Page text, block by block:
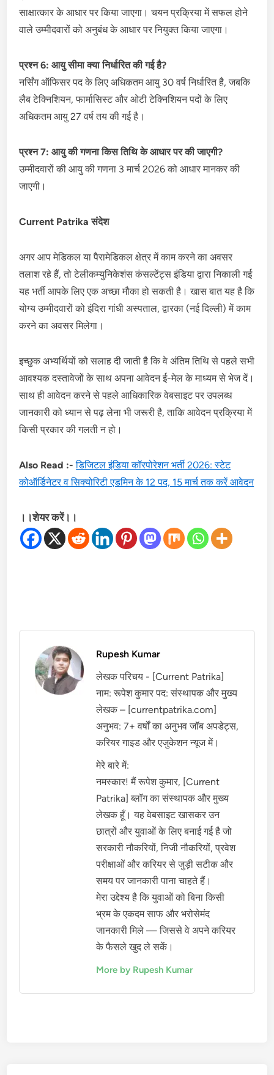
साक्षात्कार के आधार पर किया जाएगा। चयन प्रक्रिया में सफल होने
वाले उम्मीदवारों को अनुबंध के आधार पर नियुक्त किया जाएगा।
प्रश्न 6: आयु सीमा क्या निर्धारित की गई है?
नर्सिंग ऑफिसर पद के लिए अधिकतम आयु 30 वर्ष निर्धारित है, जबकि
लैब टेक्निशियन, फार्मासिस्ट और ओटी टेक्निशियन पदों के लिए
अधिकतम आयु 27 वर्ष तय की गई है।
प्रश्न 7: आयु की गणना किस तिथि के आधार पर की जाएगी?
उम्मीदवारों की आयु की गणना 3 मार्च 2026 को आधार मानकर की
जाएगी।
Current Patrika संदेश
अगर आप मेडिकल या पैरामेडिकल क्षेत्र में काम करने का अवसर
तलाश रहे हैं, तो टेलीकम्युनिकेशंस कंसल्टेंट्स इंडिया द्वारा निकाली गई
यह भर्ती आपके लिए एक अच्छा मौका हो सकती है। खास बात यह है कि
योग्य उम्मीदवारों को इंदिरा गांधी अस्पताल, द्वारका (नई दिल्ली) में काम
करने का अवसर मिलेगा।
इच्छुक अभ्यर्थियों को सलाह दी जाती है कि वे अंतिम तिथि से पहले सभी
आवश्यक दस्तावेजों के साथ अपना आवेदन ई-मेल के माध्यम से भेज दें।
साथ ही आवेदन करने से पहले आधिकारिक वेबसाइट पर उपलब्ध
जानकारी को ध्यान से पढ़ लेना भी जरूरी है, ताकि आवेदन प्रक्रिया में
किसी प्रकार की गलती न हो।
Also Read :-डिजिटल इंडिया कॉरपोरेशन भर्ती 2026: स्टेट
कोऑर्डिनेटर व सिक्योरिटी एडमिन के 12 पद, 15 मार्च तक करें आवेदन
।।शेयर करें।।
Rupesh Kumar
लेखक परिचय - [Current Patrika]
नाम: रूपेश कुमार पद: संस्थापक और मुख्य
लेखक – [currentpatrika.com]
अनुभव: 7+ वर्षों का अनुभव जॉब अपडेट्स,
करियर गाइड और एजुकेशन न्यूज में।
मेरे बारे में:
नमस्कार! मैं रूपेश कुमार, [Current
Patrika] ब्लॉग का संस्थापक और मुख्य
लेखक हूँ। यह वेबसाइट खासकर उन
छात्रों और युवाओं के लिए बनाई गई है जो
सरकारी नौकरियों, निजी नौकरियों, प्रवेश
परीक्षाओं और करियर से जुड़ी सटीक और
समय पर जानकारी पाना चाहते हैं।
मेरा उद्देश्य है कि युवाओं को बिना किसी
भ्रम के एकदम साफ और भरोसेमंद
जानकारी मिले — जिससे वे अपने करियर
के फैसले खुद ले सकें।
More by Rupesh Kumar